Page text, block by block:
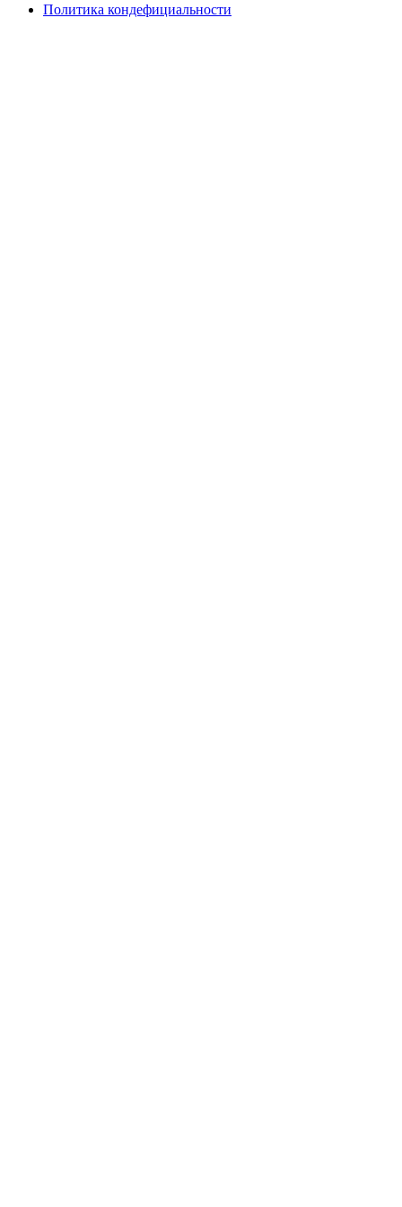
Политика кондефициальности